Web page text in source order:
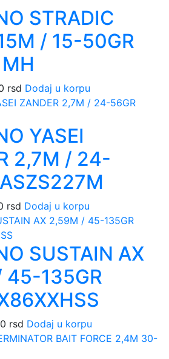
STRADIC
/ 15-50GR
rsd Dodaj u korpu
YASEI
2,7M / 24-
rsd Dodaj u korpu
SUSTAIN AX
45-135GR
rsd Dodaj u korpu